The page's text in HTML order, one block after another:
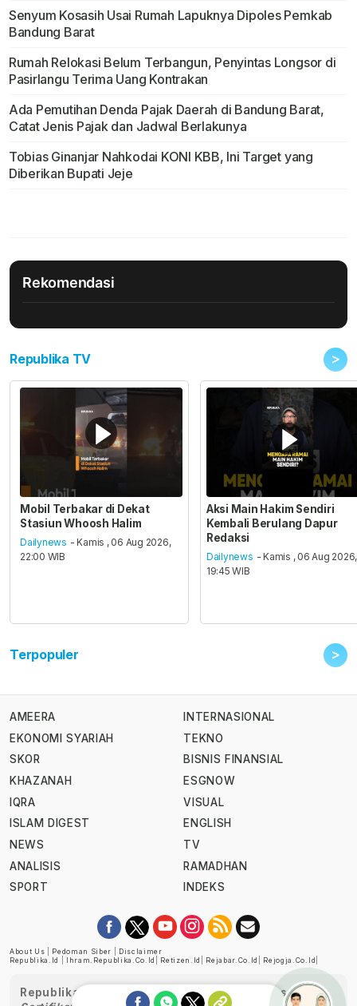
Senyum Kosasih Usai Rumah Lapuknya Dipoles Pemkab
Bandung Barat
Rumah Relokasi Belum Terbangun, Penyintas Longsor di
Pasirlangu Terima Uang Kontrakan
Ada Pemutihan Denda Pajak Daerah di Bandung Barat,
Catat Jenis Pajak dan Jadwal Berlakunya
Tobias Ginanjar Nahkodai KONI KBB, Ini Target yang
Diberikan Bupati Jeje
Rekomendasi
Republika TV >
Mobil Terbakar di Dekat
Stasiun Whoosh Halim
Dailynews - Kamis , 06 Aug 2026,
22:00 WIB
Aksi Main Hakim Sendiri
Kembali Berulang Dapur
Redaksi
Dailynews - Kamis , 06 Aug 2026,
19:45 WIB
Terpopuler >
AMEERA
EKONOMI SYARIAH
SKOR
KHAZANAH
IQRA
ISLAM DIGEST
NEWS
ANALISIS
SPORT
INTERNASIONAL
TEKNO
BISNIS FINANSIAL
ESGNOW
VISUAL
ENGLISH
TV
RAMADHAN
INDEKS
About Us Pedoman Siber
Disclaimer
Republika.id
Ihram.republika.co.id Retizen.id Rejabar.co.id Rejogja.co.id
Republika telah diverifikasi oleh Dewan Pers